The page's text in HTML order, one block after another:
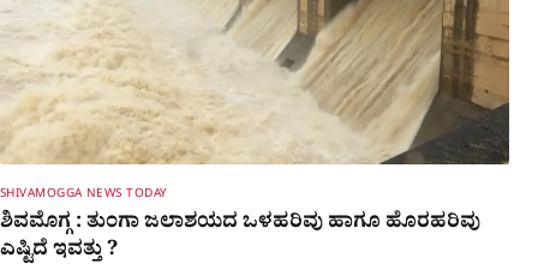
SHIVAMOGGA NEWS TODAY
ಶಿವಮೊಗ್ಗ : ತುಂಗಾ ಜಲಾಶಯದ ಒಳಹರಿವು ಹಾಗೂ ಹೊರಹರಿವು
ಎಷ್ಟಿದೆ ಇವತ್ತು ?